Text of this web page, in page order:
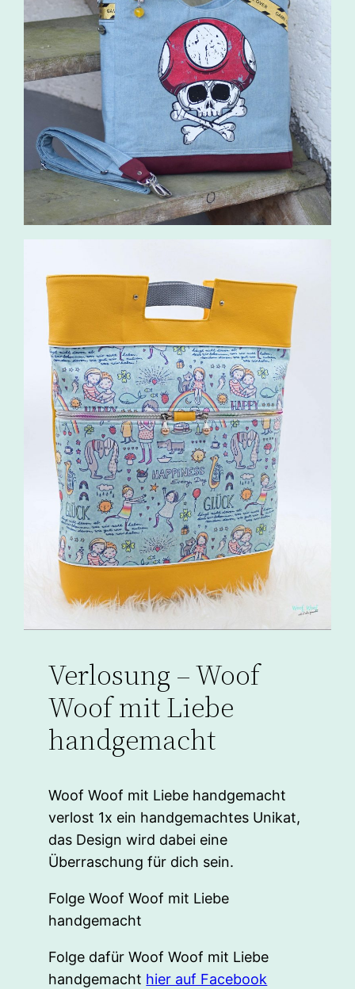
Verlosung – Woof
Woof mit Liebe
handgemacht
Woof Woof mit Liebe handgemacht
verlost 1x ein handgemachtes Unikat,
das Design wird dabei eine
Überraschung für dich sein.
Folge Woof Woof mit Liebe
handgemacht
Folge dafür Woof Woof mit Liebe
handgemacht hier auf Facebook